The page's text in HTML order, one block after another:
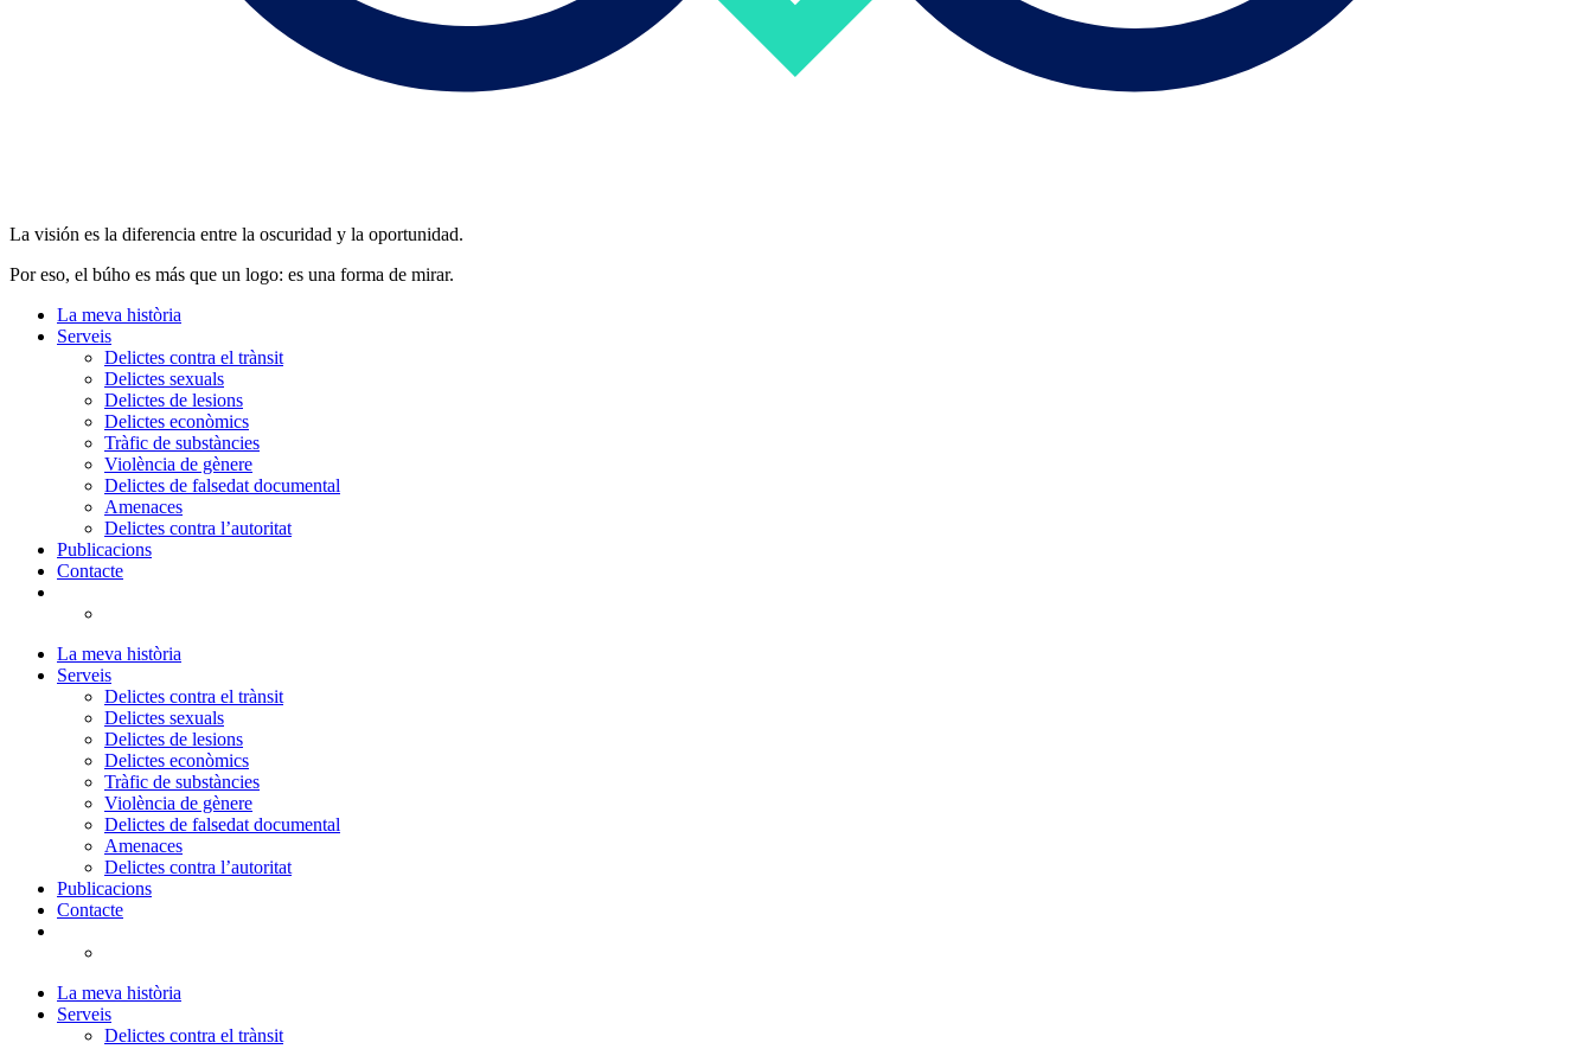
La visión es la diferencia entre la oscuridad y la oportunidad.
Por eso, el búho es más que un logo: es una forma de mirar.
La meva història
Serveis
Delictes contra el trànsit
Delictes sexuals
Delictes de lesions
Delictes econòmics
Tràfic de substàncies
Violència de gènere
Delictes de falsedat documental
Amenaces
Delictes contra l’autoritat
Publicacions
Contacte
La meva història
Serveis
Delictes contra el trànsit
Delictes sexuals
Delictes de lesions
Delictes econòmics
Tràfic de substàncies
Violència de gènere
Delictes de falsedat documental
Amenaces
Delictes contra l’autoritat
Publicacions
Contacte
La meva història
Serveis
Delictes contra el trànsit